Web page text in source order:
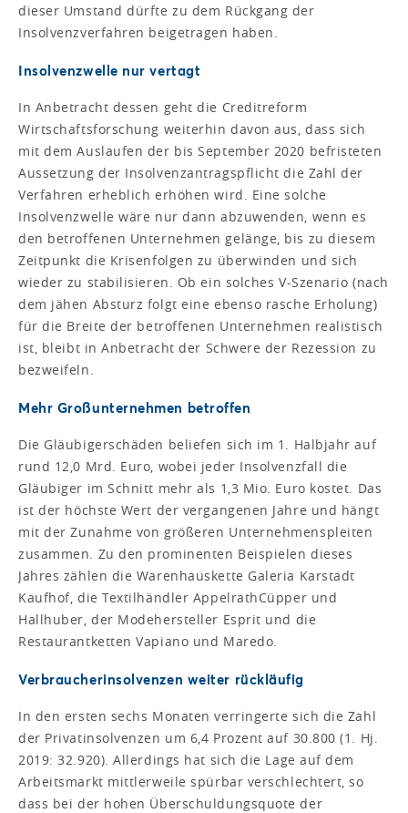
dieser Umstand dürfte zu dem Rückgang der
Insolvenzverfahren beigetragen haben.
Insolvenzwelle nur vertagt
In Anbetracht dessen geht die Creditreform
Wirtschaftsforschung weiterhin davon aus, dass sich
mit dem Auslaufen der bis September 2020 befristeten
Aussetzung der Insolvenzantragspflicht die Zahl der
Verfahren erheblich erhöhen wird. Eine solche
Insolvenzwelle wäre nur dann abzuwenden, wenn es
den betroffenen Unternehmen gelänge, bis zu diesem
Zeitpunkt die Krisenfolgen zu überwinden und sich
wieder zu stabilisieren. Ob ein solches V-Szenario (nach
dem jähen Absturz folgt eine ebenso rasche Erholung)
für die Breite der betroffenen Unternehmen realistisch
ist, bleibt in Anbetracht der Schwere der Rezession zu
bezweifeln.
Mehr Großunternehmen betroffen
Die Gläubigerschäden beliefen sich im 1. Halbjahr auf
rund 12,0 Mrd. Euro, wobei jeder Insolvenzfall die
Gläubiger im Schnitt mehr als 1,3 Mio. Euro kostet. Das
ist der höchste Wert der vergangenen Jahre und hängt
mit der Zunahme von größeren Unternehmenspleiten
zusammen. Zu den prominenten Beispielen dieses
Jahres zählen die Warenhauskette Galeria Karstadt
Kaufhof, die Textilhändler AppelrathCüpper und
Hallhuber, der Modehersteller Esprit und die
Restaurantketten Vapiano und Maredo.
Verbraucherinsolvenzen weiter rückläufig
In den ersten sechs Monaten verringerte sich die Zahl
der Privatinsolvenzen um 6,4 Prozent auf 30.800 (1. Hj.
2019: 32.920). Allerdings hat sich die Lage auf dem
Arbeitsmarkt mittlerweile spürbar verschlechtert, so
dass bei der hohen Überschuldungsquote der